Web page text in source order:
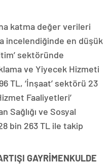
katma değer verileri
incelendiğinde en düşük
sektöründe
ve Yiyecek Hizmeti
TL, ‘İnşaat’ sektörü 23
Faaliyetleri’
Sağlığı ve Sosyal
bin 263 TL ile takip
GAYRİMENKULDE